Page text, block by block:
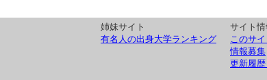
姉妹サイト
有名人の出身大学ランキング
サイト情
このサ
情報募集
更新履歴